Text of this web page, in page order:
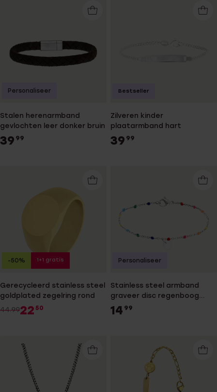
Stalen herenarmband
gevlochten leer donker bruin
39 99
Personaliseer
Zilveren kinder
plaatarmband hart
39 99
Bestseller
Gerecycleerd stainless steel
goldplated zegelring rond
44.9922 50
-50% 1+1 gratis
Stainless steel armband
graveer disc regenboog
emaille
14 99
Personaliseer